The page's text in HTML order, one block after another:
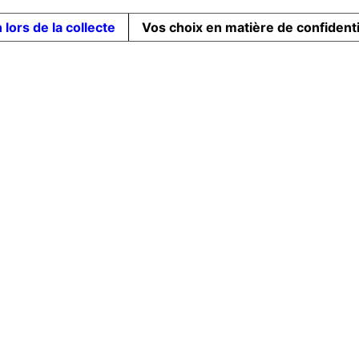
lors de la collecte Vos choix en matière de